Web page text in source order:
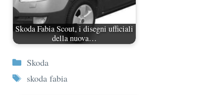
Skoda Fabia Scout, i disegni ufficiali
della nuova…
Categorie
Skoda
Tag
skoda fabia